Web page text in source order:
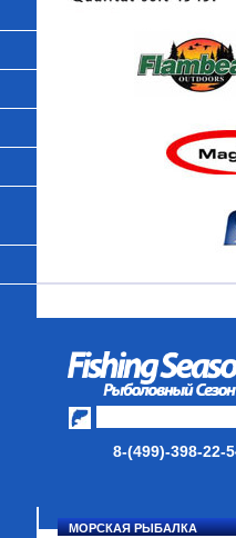
8-(499)-398-22-
МОРСКАЯ РЫБАЛКА